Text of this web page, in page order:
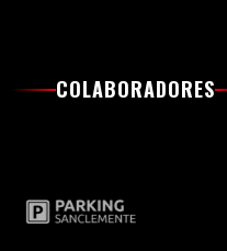
COLABORADORES